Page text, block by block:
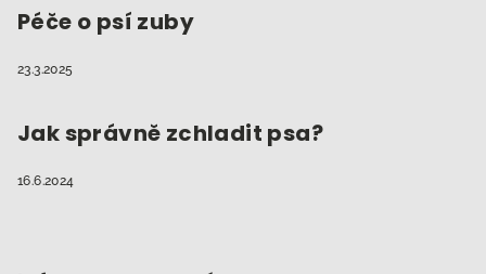
Péče o psí zuby
23.3.2025
Jak správně zchladit psa?
16.6.2024